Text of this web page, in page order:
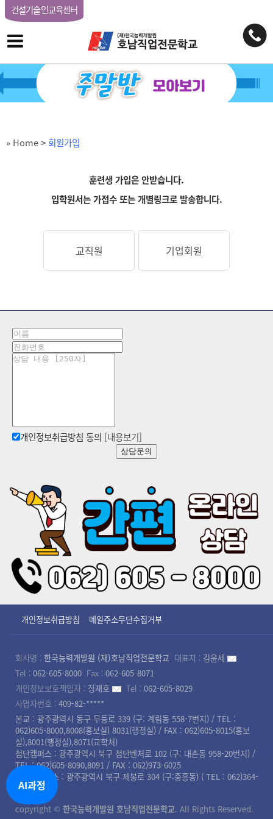
건설기술인교육센터
» Home> 회원가입
훈련생 가입은 안받습니다.
입학원서는 가접수 또는 개별링크로 발송합니다.
교직원 기업회원
개인정보취급방침 동의 [내용보기]
상담문의
개인정보취급방침 메일주소무단수집거부
회사명 : 한국능력개발원 (재)호남직업전문학교 대표자 : 김윤세
Tel : 062-605-8000 Fax : 062-605-8071
개인정보보호책임자 : 정재호 Tel : 062-605-8029
사업자번호 : 409-82-*****
본교 : 광주광역시 동구 무등로 339 (구: 계림동 558-7번지) / TEL :
062)605-8000,8008(홍보실) 8031(행정실) / FAX : 062)605-8015(홍보
실),8001(행정실),8071(교학처)
첨단캠퍼스 : 광주광역시 북구 첨단벤처로 102 (구: 대촌동 958-20번지) /
TEL : 062)605-8090,8091 / FAX : 062)973-6025
북광주캠퍼스 : 광주광역시 북구 제봉로 304 (구:중흥동) ( TEL : 062)364-
8008 )
copyright © 한국능력개발원 호남직업전문학교. All Rights Reserved.
AI과정